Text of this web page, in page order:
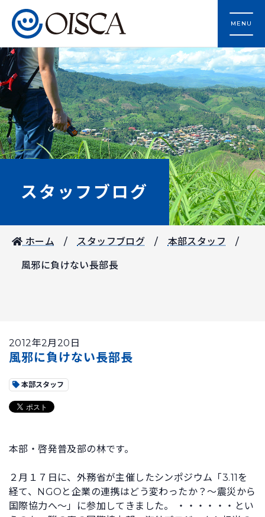
MENU
スタッフブログ
ホーム スタッフブログ 本部スタッフ
風邪に負けない長部長
2012年2月20日
風邪に負けない長部長
本部スタッフ
本部・啓発普及部の林です。
２月１７日に、外務省が主催したシンポジウム「3.11を
経て、NGOと企業の連携はどう変わったか？～震災から
国際協力へ～」に参加してきました。 ・・・・・・とい